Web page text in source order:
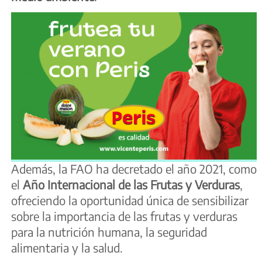
Además, la FAO ha decretado el año 2021, como
el Año Internacional de las Frutas y Verduras,
ofreciendo la oportunidad única de sensibilizar
sobre la importancia de las frutas y verduras
para la nutrición humana, la seguridad
alimentaria y la salud.